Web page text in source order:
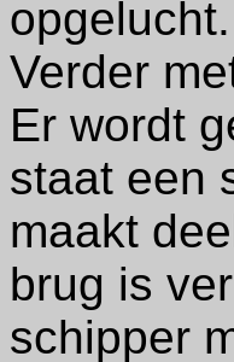
Verder
Er wordt
staat een
maakt
brug is
schipper